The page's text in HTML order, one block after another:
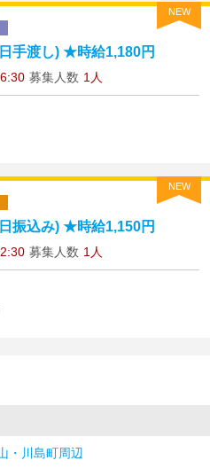
NEW
手渡し) ★時給1,180円
募集人数 1人
NEW
振込み) ★時給1,150円
募集人数 1人
・川島町周辺